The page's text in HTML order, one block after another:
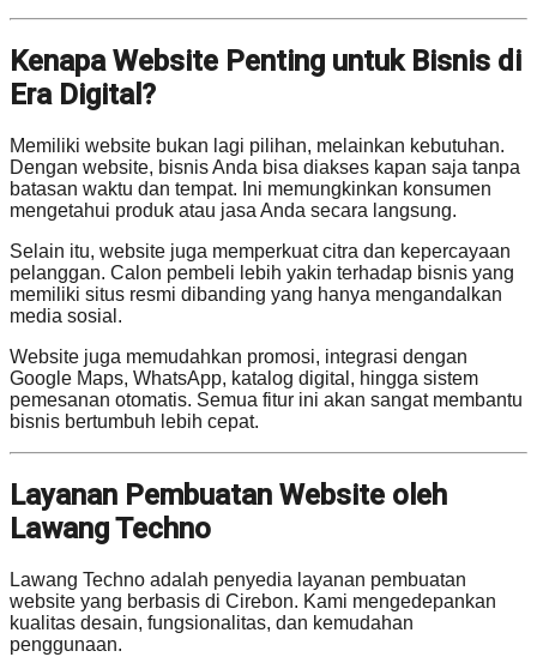
Kenapa Website Penting untuk Bisnis di
Era Digital?
Memiliki website bukan lagi pilihan, melainkan kebutuhan.
Dengan website, bisnis Anda bisa diakses kapan saja tanpa
batasan waktu dan tempat. Ini memungkinkan konsumen
mengetahui produk atau jasa Anda secara langsung.
Selain itu, website juga memperkuat citra dan kepercayaan
pelanggan. Calon pembeli lebih yakin terhadap bisnis yang
memiliki situs resmi dibanding yang hanya mengandalkan
media sosial.
Website juga memudahkan promosi, integrasi dengan
Google Maps, WhatsApp, katalog digital, hingga sistem
pemesanan otomatis. Semua fitur ini akan sangat membantu
bisnis bertumbuh lebih cepat.
Layanan Pembuatan Website oleh
Lawang Techno
Lawang Techno adalah penyedia layanan pembuatan
website yang berbasis di Cirebon. Kami mengedepankan
kualitas desain, fungsionalitas, dan kemudahan
penggunaan.